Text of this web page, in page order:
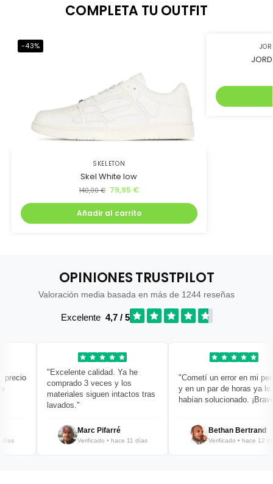
COMPLETA TU OUTFIT
-43%
SKELETON
Skel White low
140,00€ 79,95 €
Añadir al carrito
OPINIONES TRUSTPILOT
Valoración media basada en más de 1244 reseñas
Excelente 4,7 / 5
"Excelente calidad. Ya he
comprado 3 veces y los
materiales siguen intactos tras
lavados."
Marc Pifarré
Verificado • hace 11 días
"Cometí un error en mi
y en un par de horas ya lo
habían solucionado. ¡Bravo!"
Bethan Bertrand
Verificado • hace 12 días